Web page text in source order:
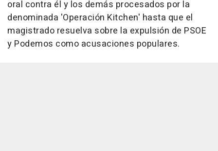
oral contra él y los demás procesados por la
denominada 'Operación Kitchen' hasta que el
magistrado resuelva sobre la expulsión de PSOE
y Podemos como acusaciones populares.